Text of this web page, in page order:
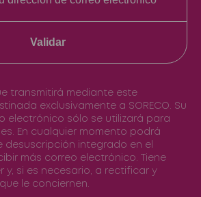
Validar
transmitirá mediante este
exclusivamente a SORECO. Su
electrónico sólo se utilizará para
En cualquier momento podrá
desuscripción integrado en el
más correo electrónico. Tiene
y, si es necesario, a rectificar y
le conciernen.